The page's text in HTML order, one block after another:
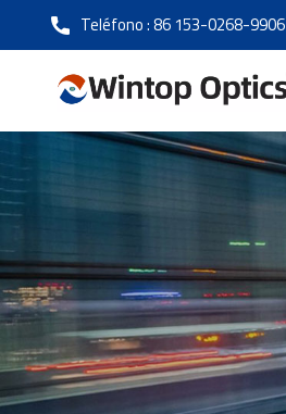
Teléfono :86 153-0268-9906